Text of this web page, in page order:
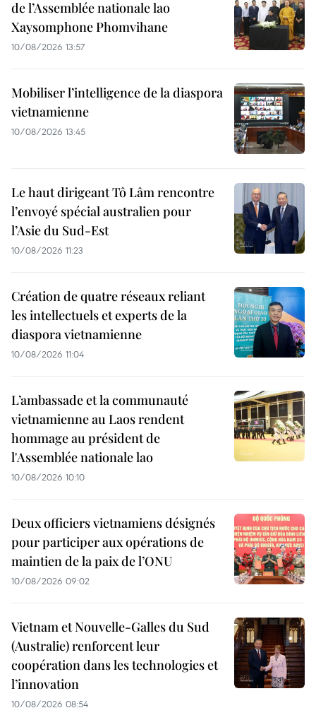
de l’Assemblée nationale lao
Xaysomphone Phomvihane
10/08/2026 13:57
Mobiliser l’intelligence de la diaspora
vietnamienne
10/08/2026 13:45
Le haut dirigeant Tô Lâm rencontre
l’envoyé spécial australien pour
l’Asie du Sud-Est
10/08/2026 11:23
Création de quatre réseaux reliant
les intellectuels et experts de la
diaspora vietnamienne
10/08/2026 11:04
L’ambassade et la communauté
vietnamienne au Laos rendent
hommage au président de
l'Assemblée nationale lao
10/08/2026 10:10
Deux officiers vietnamiens désignés
pour participer aux opérations de
maintien de la paix de l’ONU
10/08/2026 09:02
Vietnam et Nouvelle-Galles du Sud
(Australie) renforcent leur
coopération dans les technologies et
l’innovation
10/08/2026 08:54